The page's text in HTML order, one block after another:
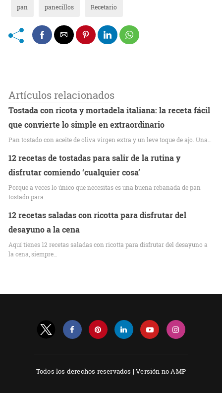
pan panecillos Recetario
Artículos relacionados
Tostada con ricota y mortadela italiana: la receta fácil
que convierte lo simple en extraordinario
Pan tostado con aceite de oliva virgen extra y un leve toque de ajo. Una…
12 recetas de tostadas para salir de la rutina y
disfrutar comiendo ‘cualquier cosa’
Porque a veces lo único que necesitas es una buena rebanada de pan
tostado para…
12 recetas saladas con ricotta para disfrutar del
desayuno a la cena
Aquí tienes 12 recetas saladas con ricotta para disfrutar del desayuno a
la cena, siempre…
Todos los derechos reservados |Versión no AMP